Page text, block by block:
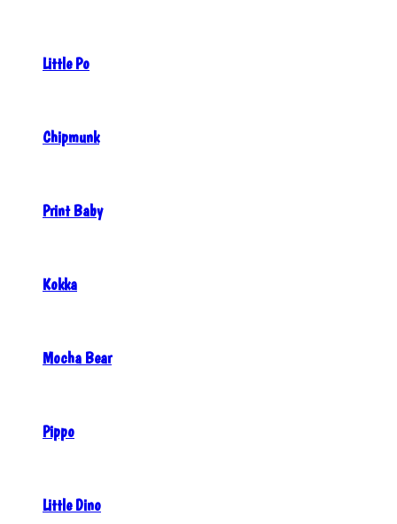
Little Po
Chipmunk
Print Baby
Kokka
Mocha Bear
Pippo
Little Dino